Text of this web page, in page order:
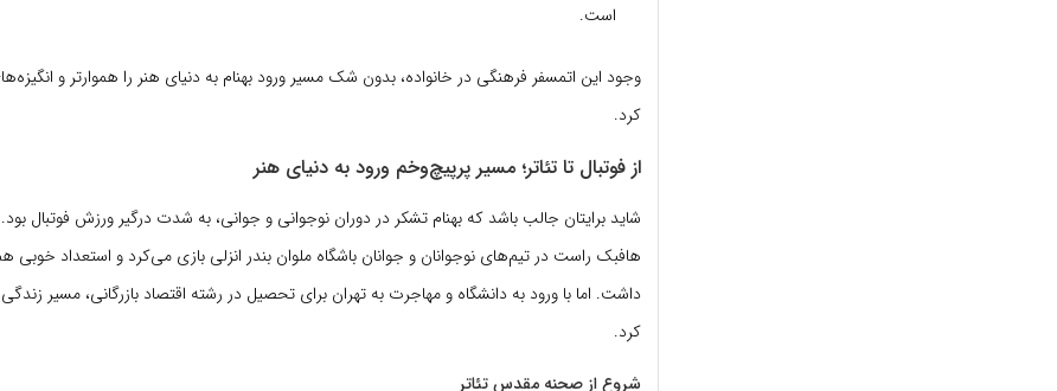
است.
وجود این اتمسفر فرهنگی در خانواده، بدون شک مسیر ورود بهنام به دنیای هنر را هموارتر و
کرد.
از فوتبال تا تئاتر؛ مسیر پرپیچ‌وخم ورود به دنیای هنر
شاید برایتان جالب باشد که بهنام تشکر در دوران نوجوانی و جوانی، به شدت درگیر ورزش فوتبال بود.
هافبک راست در تیم‌های نوجوانان و جوانان باشگاه ملوان بندر انزلی بازی می‌کرد و استعداد خوبی
داشت. اما با ورود به دانشگاه و مهاجرت به تهران برای تحصیل در رشته اقتصاد بازرگانی، مسیر
کرد.
شروع از صحنه مقدس تئاتر